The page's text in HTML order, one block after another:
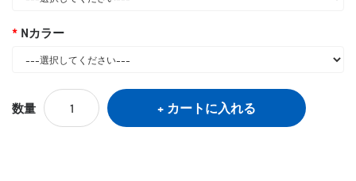
Nカラー
数量 カートに入れる